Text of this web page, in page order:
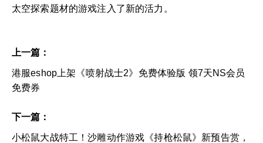
太空探索题材的游戏注入了新的活力。
上一篇：
港服eshop上架《喷射战士2》免费体验版 领7天NS会员
免费券
下一篇：
小松鼠大战特工！沙雕动作游戏《持枪松鼠》新预告赏，